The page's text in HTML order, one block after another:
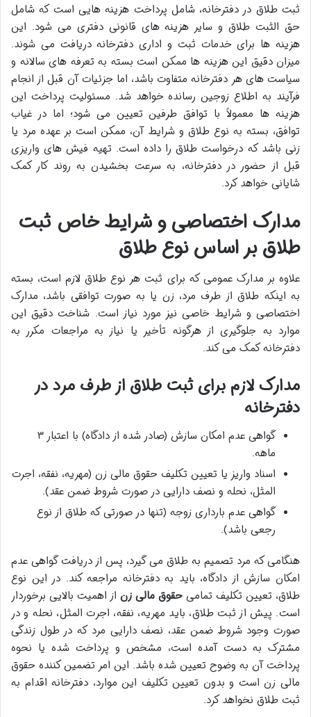
ثبت طلاق در دفترخانه، شامل پرداخت هزینه هایی است که شامل
حق الثبت طلاق و سایر هزینه های قانونی دفتری می شود. این
هزینه ها برای خدمات ثبت و اداری دفترخانه دریافت می شوند.
میزان دقیق این هزینه ها ممکن است بسته به تعرفه های سالانه و
سیاست های هر دفترخانه متفاوت باشد، اما جزئیات آن قبل از انجام
فرآیند به اطلاع زوجین رسانده خواهد شد. مسئولیت پرداخت این
هزینه ها معمولاً با توافق طرفین تعیین می شود؛ اما در غیاب
توافق، بسته به نوع طلاق و شرایط آن، ممکن است بر عهده مرد یا
زنی باشد که درخواست طلاق را داده است. تهیه فیش های واریزی
قبل از حضور در دفترخانه، به سرعت بخشیدن به روند کار کمک
شایانی خواهد کرد.
مدارک اختصاصی و شرایط خاص ثبت
طلاق بر اساس نوع طلاق
علاوه بر مدارک عمومی که برای ثبت هر نوع طلاق لازم است، بسته
به اینکه طلاق از طرف مرد، زن یا به صورت توافقی باشد، مدارک
اختصاصی و شرایط خاصی نیز مورد نیاز است. شناخت دقیق این
موارد به جلوگیری از هرگونه تأخیر یا نیاز به مراجعات مکرر به
دفترخانه کمک می کند.
مدارک لازم برای ثبت طلاق از طرف مرد در
دفترخانه
گواهی عدم امکان سازش (صادر شده از دادگاه) با اعتبار ۳
ماهه.
اسناد واریز یا تعیین تکلیف حقوق مالی زن (مهریه، نفقه، اجرت
المثل، نحله و نصف دارایی در صورت شروط ضمن عقد).
گواهی عدم بارداری زوجه (تنها در صورتی که طلاق از نوع
رجعی باشد).
هنگامی که مرد تصمیم به طلاق می گیرد، پس از دریافت گواهی عدم
امکان سازش از دادگاه، باید به دفترخانه مراجعه کند. در این نوع
طلاق، تعیین تکلیف تمامی حقوق مالی زن از اهمیت بالایی برخوردار
است. پیش از ثبت طلاق، باید مهریه، نفقه، اجرت المثل، نحله و در
صورت وجود شروط ضمن عقد، نصف دارایی مرد که در طول زندگی
مشترک به دست آمده است، مشخص و پرداخت شده یا نحوه
پرداخت آن به وضوح تعیین شده باشد. این امر تضمین کننده حقوق
مالی زن است و بدون تعیین تکلیف این موارد، دفترخانه اقدام به
ثبت طلاق نخواهد کرد.